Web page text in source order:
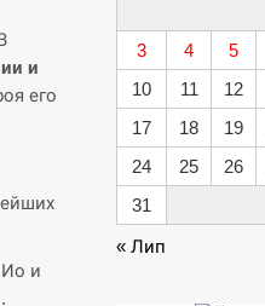
и
его
Ио и
3
4 5
10
11 12
17
18 19
24
25 26
31
« Лип